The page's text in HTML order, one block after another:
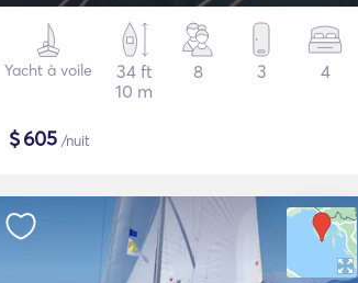
Yacht à voile
34 ft
10 m
8 3 4
$605 /nuit